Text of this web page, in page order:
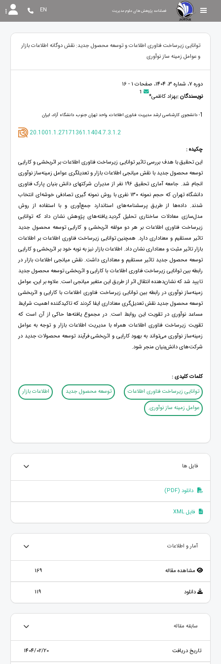
فصلنامه پژوهش های علوم مدیریت EN
توانایی زیرساخت فناوری اطلاعات و توسعه محصول جدید: نقش دوگانه اطلاعات بازار
و عوامل زمینه‌ ساز نوآوری
دوره 7، شماره 3، 1404، صفحات 1 - 16
نویسندگان :بهزاد کاظمی* 1
1- دانشجوی کارشناسی ارشد مدیریت فناوری اطلاعات، واحد تهران جنوب، دانشگاه آزاد، ایران
20.1001.1.27171361.1404.7.3.1.2
چکیده :
این تحقیق با هدف بررسی تاثیر توانایی زیرساخت فناوری اطلاعات بر اثربخشی و کارایی
توسعه محصول جدید با نقش میانجی اطلاعات بازار و تعدیلگری عوامل زمینه‌ساز نوآوری
انجام شد. جامعه آماری تحقیق 196 نفر از مدیران شرکتهای دانش بنیان پارک فناوری
دانشگاه تهران که حجم نمونه 130 نفری با روش نمونه گیری تصادفی خوشه‌ای انتخاب
شدند. داده‌ها از طریق پرسشنامه‌های استاندارد جمع‌آوری و با استفاده از روش
مدل‌سازی معادلات ساختاری تحلیل گردید.یافته‌های پژوهش نشان داد که توانایی
زیرساخت فناوری اطلاعات بر هر دو مولفه اثربخشی و کارایی توسعه محصول جدید
تاثیر مستقیم و معناداری دارد. همچنین توانایی زیرساخت فناوری اطلاعات بر اطلاعات
بازار تاثیر مثبت و معناداری نشان داد. اطلاعات بازار نیز به نوبه خود بر اثربخشی و کارایی
توسعه محصول جدید تاثیر مستقیم و معناداری داشت. نقش میانجی اطلاعات بازار در
رابطه بین توانایی زیرساخت فناوری اطلاعات با کارایی و اثربخشی توسعه محصول جدید
تایید شد که نشان‌دهنده انتقال اثر از طریق این متغیر میانجی است. علاوه بر این، عوامل
زمینه‌ساز نوآوری در رابطه بین توانایی زیرساخت فناوری اطلاعات با کارایی و اثربخشی
توسعه محصول جدید نقش تعدیل‌گری معناداری ایفا کردند که تاکیدکننده اهمیت شرایط
مساعد نوآوری در تقویت این روابط است. در مجموع یافته‌ها حاکی از آن است که
تقویت زیرساخت فناوری اطلاعات همراه با مدیریت اطلاعات بازار و توجه به عوامل
زمینه‌ساز نوآوری می‌تواند به بهبود کارایی و اثربخشی فرآیند توسعه محصولات جدید در
شرکت‌های دانش‌بنیان منجر شود.
کلمات کلیدی :
توانایی زیرساخت فناوری اطلاعات
توسعه محصول جدید
اطلاعات بازار
عوامل زمینه‌ ساز نوآوری.
فایل ها
دانلود (PDF)
فایل XML
آمار و اطلاعات
مشاهده مقاله 169
دانلود 119
سابقه مقاله
تاریخ دریافت 1404/02/20